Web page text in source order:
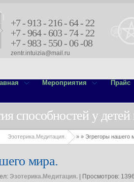
+7 - 913 - 216 - 64 - 22
+7 - 964 - 603 - 74 - 22
+7 - 983 - 550 - 06 -08
zentr.intuizia@mail.ru
Мероприятия Прайс
способностей у
»
Эзотерика.Медитация. » Эгрегоры нашего
мира.
Эзотерика.Медитация. | Просмотров: